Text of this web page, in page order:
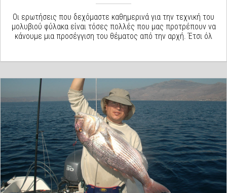
Οι ερωτήσεις που δεχόμαστε καθημερινά για την τεχνική του
μολυβιού φύλακα είναι τόσες πολλές που μας προτρέπουν να
κάνουμε μια προσέγγιση του θέματος από την αρχή. Έτσι όλ